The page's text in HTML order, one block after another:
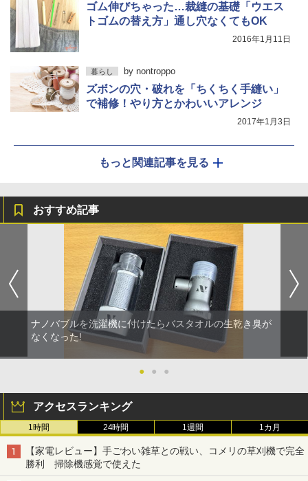
ゴム伸びちゃった…裁縫の基礎「ウエス
トゴムの替え方」通し穴なくてもOK
2016年1月11日
暮らし by nontroppo
ズボンの穴・破れを「ちくちく手縫い」
で補修！やり方とかわいいアレンジ
2017年1月3日
もっと関連記事を見る
おすすめ記事
ナノバブルを洗濯機に付けたらバスタオルの生乾き臭が
なくなった!
● ● ●
アクセスランキング
1時間 24時間 1週間 1カ月
【家電レビュー】手ごわい雑草との戦い、コメリの草刈機で完全
勝利 掃除機感覚で使えた